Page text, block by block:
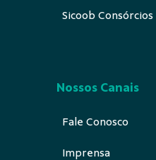
Sicoob Consórcios
Nossos Canais
Fale Conosco
Imprensa